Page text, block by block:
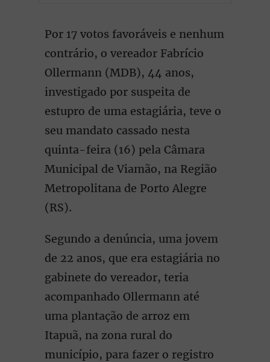
Por 17 votos favoráveis e nenhum
contrário, o vereador Fabrício
Ollermann (MDB), 44 anos,
investigado por suspeita de
estupro de uma estagiária, teve o
seu mandato cassado nesta
quinta-feira (16) pela Câmara
Municipal de Viamão, na Região
Metropolitana de Porto Alegre
(RS).
Segundo a denúncia, uma jovem
de 22 anos, que era estagiária no
gabinete do vereador, teria
acompanhado Ollermann até
uma plantação de arroz em
Itapuã, na zona rural do
município, para fazer o registro